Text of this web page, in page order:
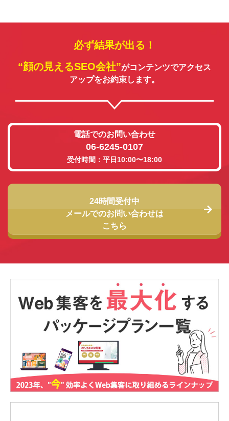
必ず結果が出る！
“顔の見えるSEO会社”がコンテンツでアクセス
アップをお約束します。
電話でのお問い合わせ
06-6245-0107
受付時間：平日10:00〜18:00
24時間受付中
メールでのお問い合わせは
こちら